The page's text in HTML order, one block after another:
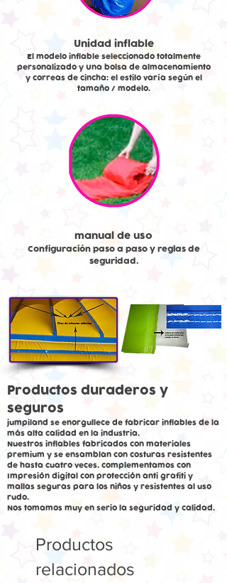
Unidad inflable
El modelo inflable seleccionado totalmente
personalizado y Una bolsa de almacenamiento
y correas de cincha: el estilo varía según el
tamaño / modelo.
manual de uso
Configuración paso a paso y reglas de
seguridad.
Productos duraderos y
seguros
jumpiland se enorgullece de fabricar inflables de la
más alta calidad en la industria.
Nuestros inflables fabricados con materiales
premium y se ensamblan con costuras resistentes
de hasta cuatro veces. complementamos con
Impresión digital con protección anti grafiti y
mallas seguras para los niños y resistentes al uso
rudo.
Nos tomamos muy en serio la seguridad y calidad.
Productos
relacionados